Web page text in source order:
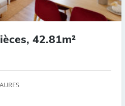
42.81m²